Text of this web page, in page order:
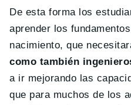
De esta forma los
aprender los
nacimiento, que
como también
a ir mejorando las
que para muchos de los